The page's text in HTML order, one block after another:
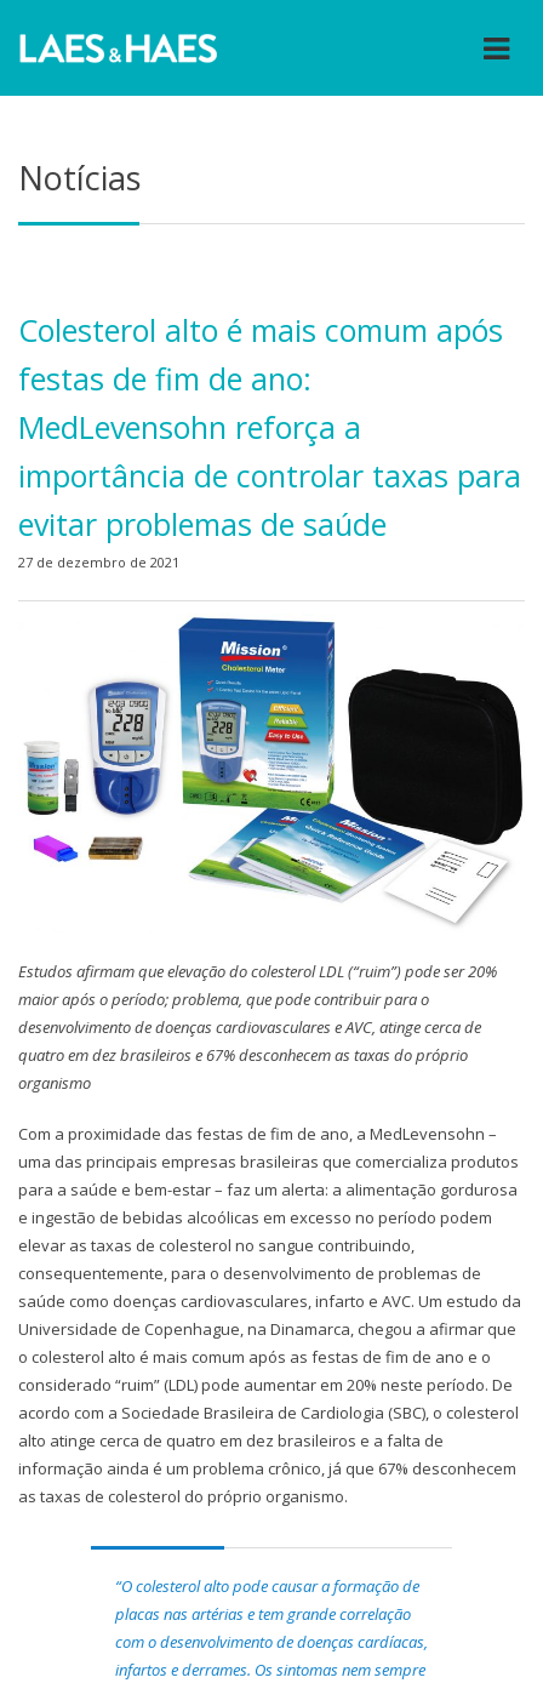
Notícias
Colesterol alto é mais comum após
festas de fim de ano:
MedLevensohn reforça a
importância de controlar taxas para
evitar problemas de saúde
27 de dezembro de 2021
Estudos afirmam que elevação do colesterol LDL (“ruim”) pode ser 20%
maior após o período; problema, que pode contribuir para o
desenvolvimento de doenças cardiovasculares e AVC, atinge cerca de
quatro em dez brasileiros e 67% desconhecem as taxas do próprio
organismo
Com a proximidade das festas de fim de ano, a MedLevensohn –
uma das principais empresas brasileiras que comercializa produtos
para a saúde e bem-estar – faz um alerta: a alimentação gordurosa
e ingestão de bebidas alcoólicas em excesso no período podem
elevar as taxas de colesterol no sangue contribuindo,
consequentemente, para o desenvolvimento de problemas de
saúde como doenças cardiovasculares, infarto e AVC. Um estudo da
Universidade de Copenhague, na Dinamarca, chegou a afirmar que
o colesterol alto é mais comum após as festas de fim de ano e o
considerado “ruim” (LDL) pode aumentar em 20% neste período. De
acordo com a Sociedade Brasileira de Cardiologia (SBC), o colesterol
alto atinge cerca de quatro em dez brasileiros e a falta de
informação ainda é um problema crônico, já que 67% desconhecem
as taxas de colesterol do próprio organismo.
“O colesterol alto pode causar a formação de
placas nas artérias e tem grande correlação
com o desenvolvimento de doenças cardíacas,
infartos e derrames. Os sintomas nem sempre